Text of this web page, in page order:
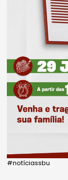
#notíciassbu